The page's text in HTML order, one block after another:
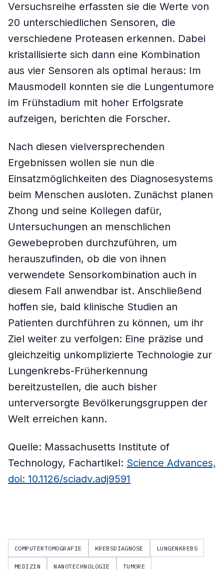
Versuchsreihe erfassten sie die Werte von
20 unterschiedlichen Sensoren, die
verschiedene Proteasen erkennen. Dabei
kristallisierte sich dann eine Kombination
aus vier Sensoren als optimal heraus: Im
Mausmodell konnten sie die Lungentumore
im Frühstadium mit hoher Erfolgsrate
aufzeigen, berichten die Forscher.
Nach diesen vielversprechenden
Ergebnissen wollen sie nun die
Einsatzmöglichkeiten des Diagnosesystems
beim Menschen ausloten. Zunächst planen
Zhong und seine Kollegen dafür,
Untersuchungen an menschlichen
Gewebeproben durchzuführen, um
herauszufinden, ob die von ihnen
verwendete Sensorkombination auch in
diesem Fall anwendbar ist. Anschließend
hoffen sie, bald klinische Studien an
Patienten durchführen zu können, um ihr
Ziel weiter zu verfolgen: Eine präzise und
gleichzeitig unkomplizierte Technologie zur
Lungenkrebs-Früherkennung
bereitzustellen, die auch bisher
unterversorgte Bevölkerungsgruppen der
Welt erreichen kann.
Quelle: Massachusetts Institute of
Technology, Fachartikel: Science Advances,
doi: 10.1126/sciadv.adj9591
COMPUTERTOMOGRAFIE KREBSDIAGNOSE LUNGENKREBS
MEDIZIN NANOTECHNOLOGIE TUMORE